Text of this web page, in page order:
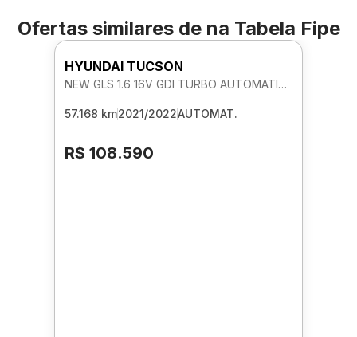
Ofertas similares de na Tabela Fipe
HYUNDAI TUCSON
NEW GLS 1.6 16V GDI TURBO AUTOMATICO
57.168 km2021/2022AUTOMAT.
R$ 108.590